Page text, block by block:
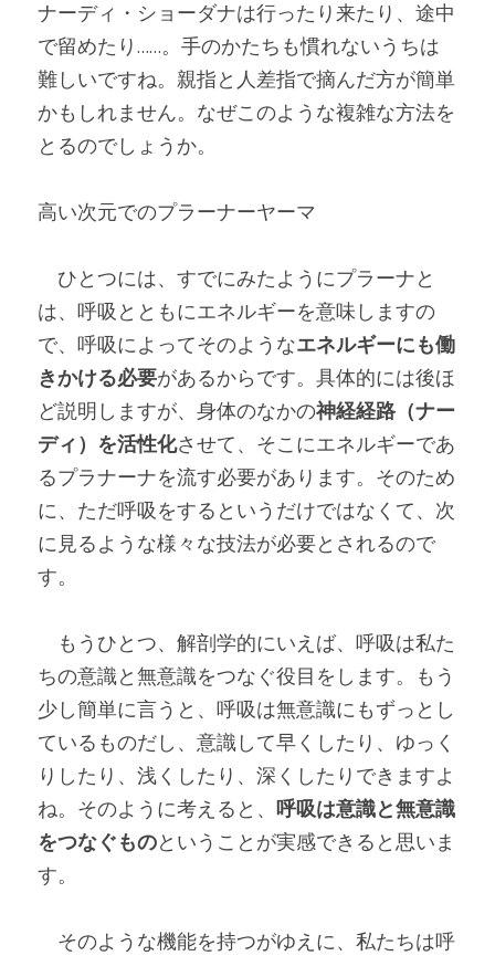
ナーディ・ショーダナは行ったり来たり、途中
で留めたり……。手のかたちも慣れないうちは
難しいですね。親指と人差指で摘んだ方が簡単
かもしれません。なぜこのような複雑な方法を
とるのでしょうか。
高い次元でのプラーナーヤーマ
ひとつには、すでにみたようにプラーナと
は、呼吸とともにエネルギーを意味しますの
で、呼吸によってそのようなエネルギーにも働
きかける必要があるからです。具体的には後ほ
ど説明しますが、身体のなかの神経経路（ナー
ディ）を活性化させて、そこにエネルギーであ
るプラナーナを流す必要があります。そのため
に、ただ呼吸をするというだけではなくて、次
に見るような様々な技法が必要とされるので
す。
もうひとつ、解剖学的にいえば、呼吸は私た
ちの意識と無意識をつなぐ役目をします。もう
少し簡単に言うと、呼吸は無意識にもずっとし
ているものだし、意識して早くしたり、ゆっく
りしたり、浅くしたり、深くしたりできますよ
ね。そのように考えると、 呼吸は意識と無意識
をつなぐものということが実感できると思いま
す。
そのような機能を持つがゆえに、私たちは呼